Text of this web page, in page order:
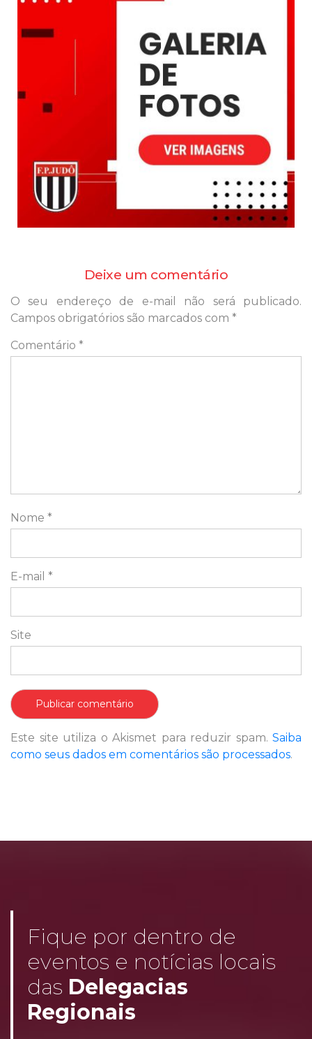
Deixe um comentário
O seu endereço de e-mail não será publicado.
Campos obrigatórios são marcados com *
Comentário *
Nome *
E-mail *
Site
Este site utiliza o Akismet para reduzir spam. Saiba
como seus dados em comentários são processados.
Fique por dentro de
eventos e notícias locais
das Delegacias
Regionais